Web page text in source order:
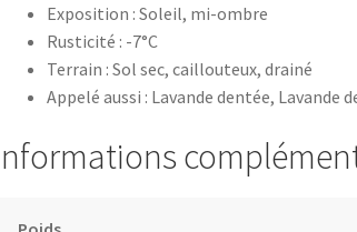
Exposition : Soleil, mi-ombre
Rusticité : -7°C
Terrain : Sol sec, caillouteux, drainé
Appelé aussi : Lavande dentée, Lavande